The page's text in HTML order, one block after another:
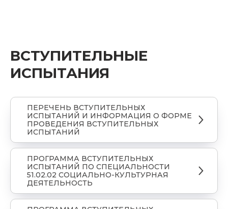
ВСТУПИТЕЛЬНЫЕ
ИСПЫТАНИЯ
ПЕРЕЧЕНЬ ВСТУПИТЕЛЬНЫХ
ИСПЫТАНИЙ И ИНФОРМАЦИЯ О ФОРМЕ
ПРОВЕДЕНИЯ ВСТУПИТЕЛЬНЫХ
ИСПЫТАНИЙ
ПРОГРАММА ВСТУПИТЕЛЬНЫХ
ИСПЫТАНИЙ ПО СПЕЦИАЛЬНОСТИ
51.02.02 СОЦИАЛЬНО-КУЛЬТУРНАЯ
ДЕЯТЕЛЬНОСТЬ